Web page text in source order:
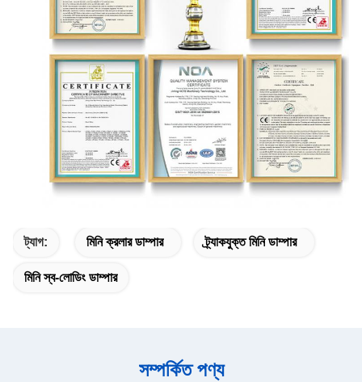
ট্যাগ: মিনি ক্রলার ডাম্পার ট্র্যাকযুক্ত মিনি ডাম্পার
মিনি স্ব-লোডিং ডাম্পার
সম্পর্কিত পণ্য